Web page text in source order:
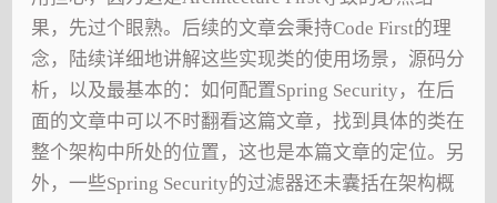
果，先过个眼熟。后续的文章会秉持Code First的理
念，陆续详细地讲解这些实现类的使用场景，源码分
析，以及最基本的：如何配置Spring Security，在后
面的文章中可以不时翻看这篇文章，找到具体的类在
整个架构中所处的位置，这也是本篇文章的定位。另
外，一些Spring Security的过滤器还未囊括在架构概